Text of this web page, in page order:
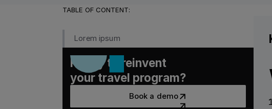
automatisieren und Daten nutzen, um kombinierte Reisen in
zu verwandeln.
TABLE OF CONTENT:
Lorem ipsum
Ready to reinvent
your travel program?
Book a demo